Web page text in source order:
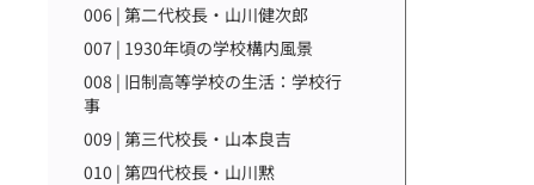
006 | 第二代校長・山川健次郎
007 | 1930年頃の学校構内風景
008 | 旧制高等学校の生活：学校行
事
009 | 第三代校長・山本良吉
010 | 第四代校長・山川黙